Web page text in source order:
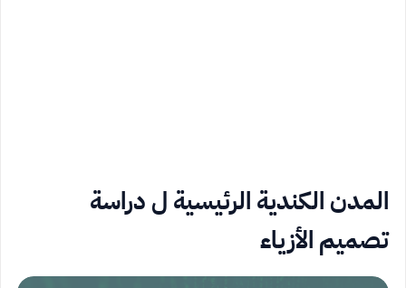
المدن الكندية الرئيسية ل دراسة
تصميم الأزياء